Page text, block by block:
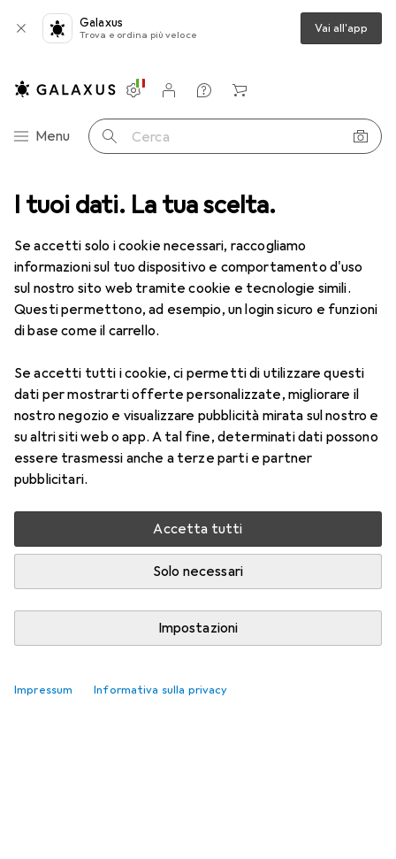
I tuoi dati. La tua scelta.
Se accetti solo i cookie necessari, raccogliamo
informazioni sul tuo dispositivo e comportamento d'uso
sul nostro sito web tramite cookie e tecnologie simili.
Questi permettono, ad esempio, un login sicuro e funzioni
di base come il carrello.
Se accetti tutti i cookie, ci permetti di utilizzare questi
dati per mostrarti offerte personalizzate, migliorare il
nostro negozio e visualizzare pubblicità mirata sul nostro e
su altri siti web o app. A tal fine, determinati dati possono
essere trasmessi anche a terze parti e partner
pubblicitari.
Accetta tutti
Solo necessari
Impostazioni
Impressum Informativa sulla privacy
Galaxus
Trova e ordina più veloce Vai all'app
Categoria Navigazione
Menu Cerca
Impostazioni
Conto cliente
Liste di confronto
Liste dei desideri
Carrello
smartphone Riparazione smartphone
Batteria smartphone
Prodotti Forum